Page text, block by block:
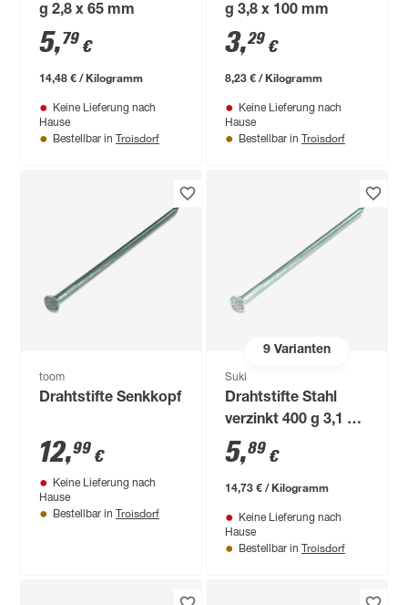
g 2,8 x 65 mm
5,79 €
14,48 € / Kilogramm
Keine Lieferung nach
Hause
Bestellbar in Troisdorf
g 3,8 x 100 mm
3,29 €
8,23 € / Kilogramm
Keine Lieferung nach
Hause
Bestellbar in Troisdorf
toom
Drahtstifte Senkkopf
12,99 €
Keine Lieferung nach
Hause
Bestellbar in Troisdorf
9Varianten
Suki
Drahtstifte Stahl
verzinkt 400 g 3,1 x
80 mm
5,89 €
14,73 € / Kilogramm
Keine Lieferung nach
Hause
Bestellbar in Troisdorf